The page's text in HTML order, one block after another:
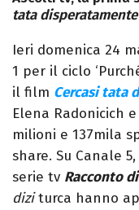
tata disperatamente
Ieri domenica 24
1 per il ciclo
il film Cercasi tata
Elena Radonicich
milioni e 137mila
share. Su Canale
serie tv Racconto
diziturca hanno